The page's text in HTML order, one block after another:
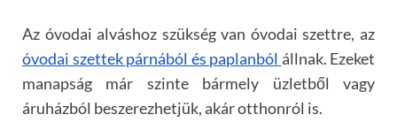
Az óvodai alváshoz szükség van óvodai szettre, az
óvodai szettek párnából és paplanból állnak. Ezeket
manapság már szinte bármely üzletből vagy
áruházból beszerezhetjük, akár otthonról is.